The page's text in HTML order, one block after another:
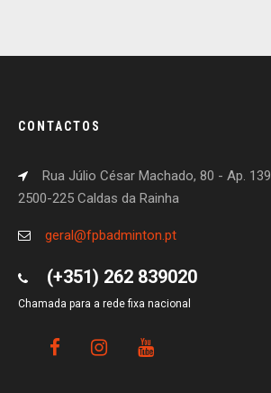
CONTACTOS
Rua Júlio César Machado, 80 - Ap. 139
2500-225 Caldas da Rainha
geral@fpbadminton.pt
(+351) 262 839020
Chamada para a rede fixa nacional